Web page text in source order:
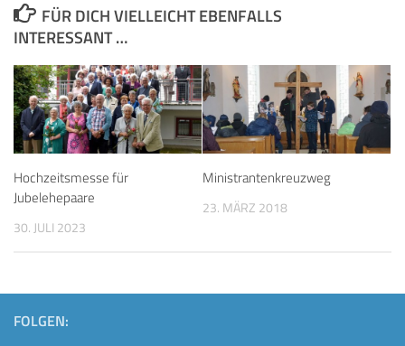
FÜR DICH VIELLEICHT EBENFALLS
INTERESSANT …
Hochzeitsmesse für
Jubelehepaare
30. JULI 2023
Ministrantenkreuzweg
23. MÄRZ 2018
FOLGEN: